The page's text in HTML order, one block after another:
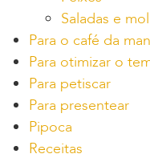
Saladas e
Para o café da
Para otimizar o
Para petiscar
Para presentear
Pipoca
Receitas